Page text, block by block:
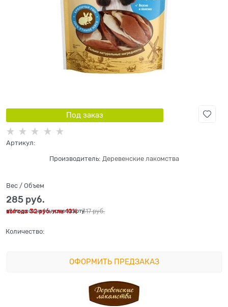
Под заказ
Артикул:
Производитель: Деревенские лакомства
Вес / Объем
317 руб.
285 руб.
выгода32 руб.или10%
+9 бонусов на бонусную карту
Количество:
ОФОРМИТЬ ПРЕДЗАКАЗ